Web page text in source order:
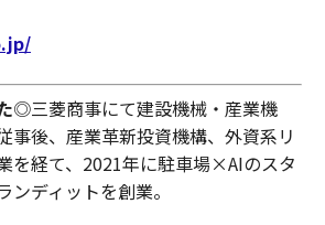
◎三菱商事にて建設機械・産業機
事後、産業革新投資機構、外資系リ
を経て、2021年に駐車場×AIのスタ
ディットを創業。